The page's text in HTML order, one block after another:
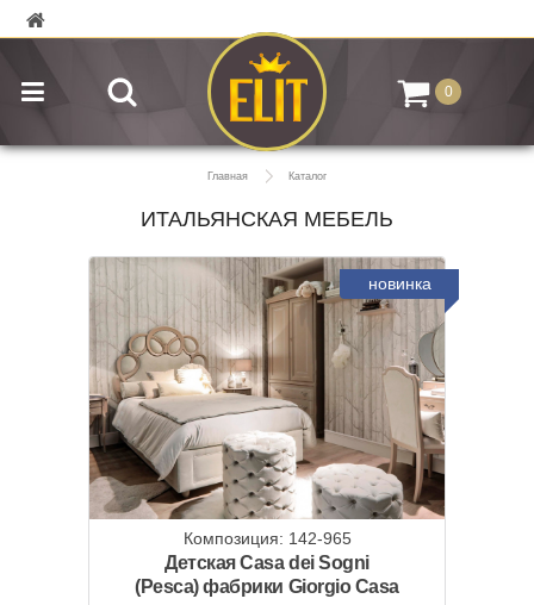
0
Главная Каталог
ИТАЛЬЯНСКАЯ МЕБЕЛЬ
новинка
Композиция: 142-965
Детская Casa dei Sogni
(Pesca) фабрики Giorgio Casa